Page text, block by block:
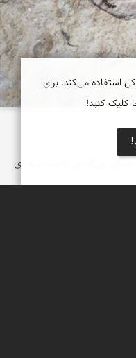
بزرگ در دامنه دره ای
استفاده می‌کند. برای
کلیک کنید!